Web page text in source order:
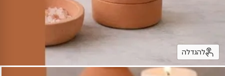
להגדלה